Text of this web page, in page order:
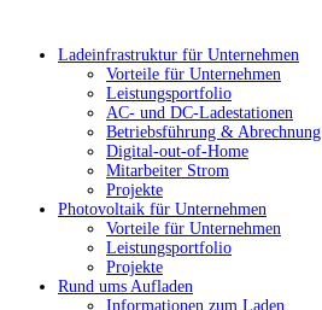
Ladeinfrastruktur für Unternehmen
Vorteile für Unternehmen
Leistungsportfolio
AC- und DC-Ladestationen
Betriebsführung & Abrechnung
Digital-out-of-Home
Mitarbeiter Strom
Projekte
Photovoltaik für Unternehmen
Vorteile für Unternehmen
Leistungsportfolio
Projekte
Rund ums Aufladen
Informationen zum Laden